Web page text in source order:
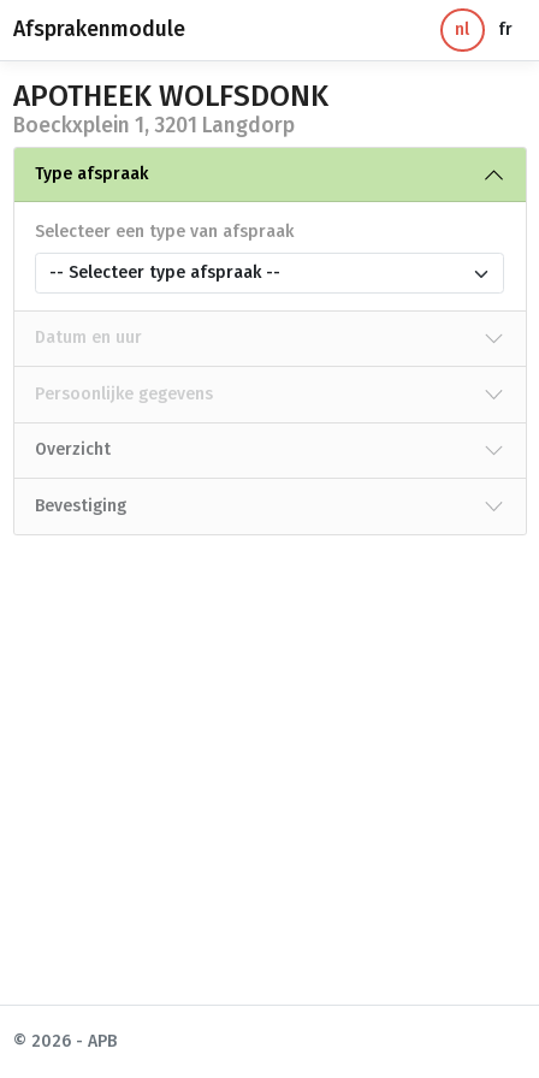
Afsprakenmodule nl fr
APOTHEEK WOLFSDONK
Boeckxplein 1, 3201 Langdorp
Type afspraak
Selecteer een type van afspraak
-- Selecteer type afspraak --
Datum en uur
Persoonlijke gegevens
Overzicht
Bevestiging
© 2026 - APB